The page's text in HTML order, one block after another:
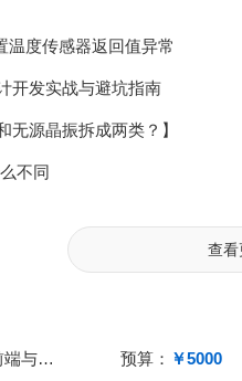
温度传感器返回值异常
开发实战与避坑指南
无源晶振拆成两类？】
不同
查看
需开发pH/酸度计高阻抗模拟前端与单片机系统 预算： ￥5000